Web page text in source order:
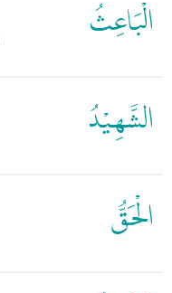
الْبَاعِثُ
الشَّهِيْدُ
الْحَقُّ